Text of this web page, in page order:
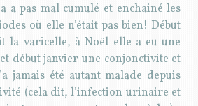
a pas mal cumulé et enchainé les
où elle n’était pas bien! Début
la varicelle, à Noël elle a eu une
début janvier une conjonctivite et
jamais été autant malade depuis
(cela dit, l’infection urinaire et